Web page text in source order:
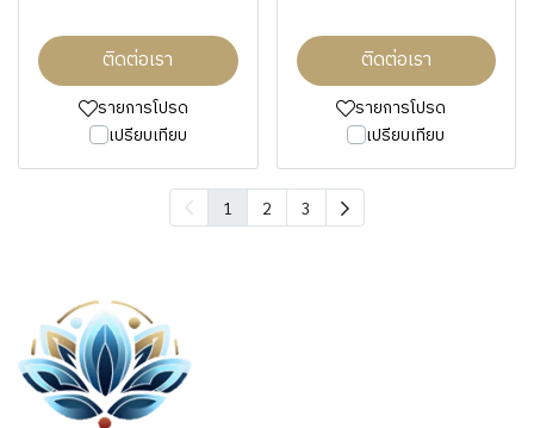
ติดต่อเรา
รายการโปรด
เปรียบเทียบ
ติดต่อเรา
รายการโปรด
เปรียบเทียบ
1 2 3